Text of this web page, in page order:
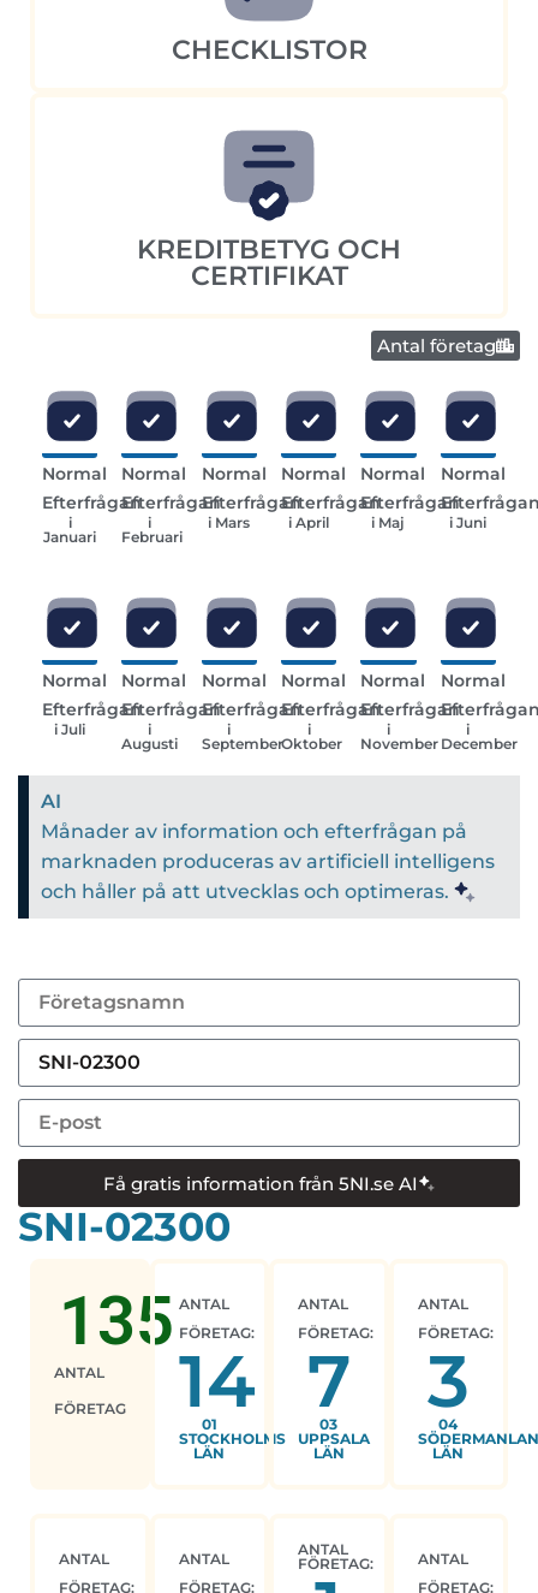
CHECKLISTOR
KREDITBETYG OCH
CERTIFIKAT
Antal företag
Normal
Efterfrågan
i
Januari
Normal
Efterfrågan
i
Februari
Normal
Efterfrågan
i Mars
Normal
Efterfrågan
i April
Normal
Efterfrågan
i Maj
Normal
i Juni
Normal
Efterfrågan
i Juli
Normal
Efterfrågan
i
Augusti
Normal
Efterfrågan
i
September
Normal
Efterfrågan
i
Oktober
Normal
Efterfrågan
i
November
Normal
i
December
AI
Månader av information och efterfrågan på
marknaden produceras av artificiell intelligens
och håller på att utvecklas och optimeras.
Få gratis information från 5NI.se AI
SNI-02300
ANTAL
FÖRETAG
135 ANTAL
FÖRETAG:
14
01
STOCKHOLMS
LÄN
ANTAL
FÖRETAG:
7
03
UPPSALA
LÄN
ANTAL
FÖRETAG:
3
04
LÄN
ANTAL
FÖRETAG:
ANTAL
FÖRETAG:
ANTAL
FÖRETAG:
ANTAL
FÖRETAG: